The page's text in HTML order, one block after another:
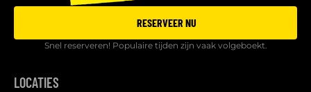
RESERVEER NU
Snel reserveren! Populaire tijden zijn vaak volgeboekt.
LOCATIES